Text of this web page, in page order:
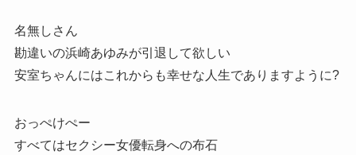
名無しさん
勘違いの浜崎あゆみが引退して欲しい
安室ちゃんにはこれからも幸せな人生でありますように?
おっぺけぺー
すべてはセクシー女優転身への布石